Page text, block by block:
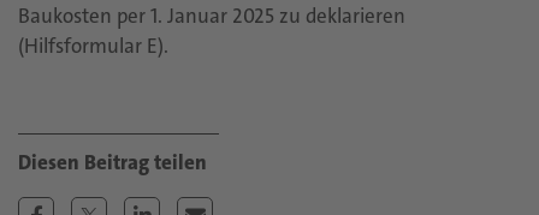
Baukosten per 1. Januar 2025 zu deklarieren
(Hilfsformular E).